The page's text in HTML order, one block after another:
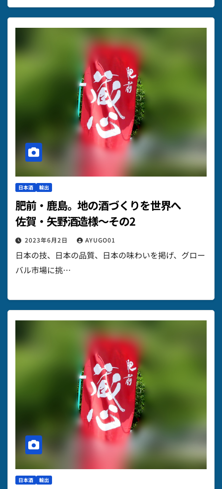
日本酒 輸出
肥前・鹿島。地の酒づくりを世界へ
佐賀・矢野酒造様～その2
2023年6月2日 AYUGO01
日本の技、日本の品質、日本の味わいを掲げ、グロー
バル市場に挑…
日本酒 輸出